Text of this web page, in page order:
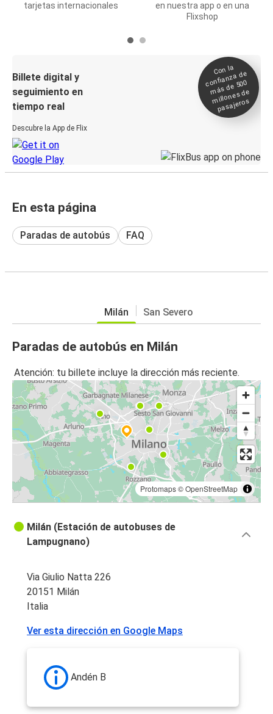
tarjetas internacionales
en nuestra app o en una
Flixshop
Billete digital y
seguimiento en
tiempo real
Descubre la App de Flix
Con la
confianza de
más de 500
millones de
pasajeros
En esta página
Paradas de autobús FAQ
Milán San Severo
Paradas de autobús en Milán
Atención: tu billete incluye la dirección más reciente.
Protomaps©OpenStreetMap
Milán (Estación de autobuses de
Lampugnano)
Via Giulio Natta 226
20151 Milán
Italia
Ver esta dirección en Google Maps
Andén B